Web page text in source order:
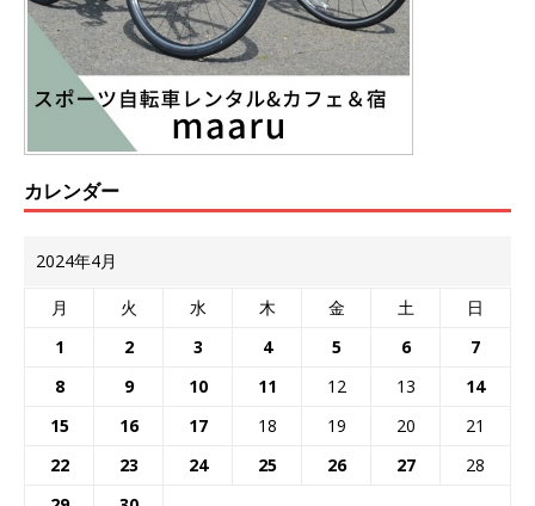
カレンダー
2024年4月
月 火 水 木 金 土
日
1
2 3 4 5 6
7
8
9 10 11 12 13
14
15
16 17 18 19 20
21
22
23 24 25 26 27
28